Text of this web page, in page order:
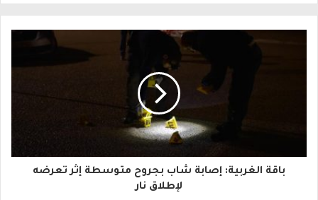
ا
باقة الغربية: إصابة شاب بجروح متوسطة إثر تعرضه
لإطلاق نار